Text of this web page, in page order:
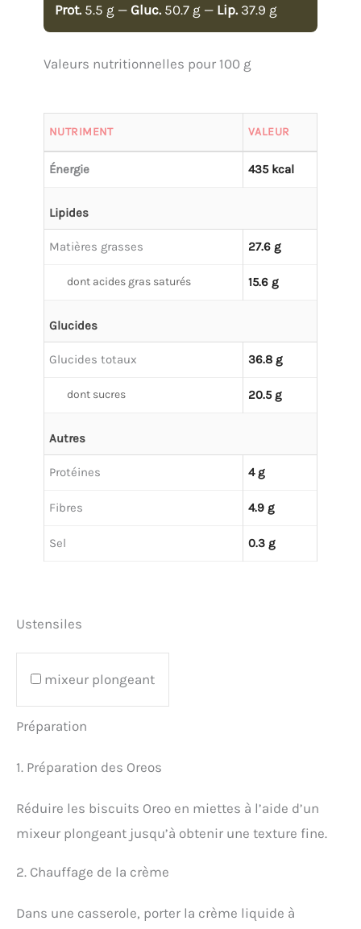
Prot. 5.5 g — Gluc. 50.7 g — Lip. 37.9 g
Valeurs nutritionnelles pour 100 g
NUTRIMENT VALEUR
Énergie 435 kcal
Lipides
Matières grasses 27.6 g
dont acides gras saturés 15.6 g
Glucides
Glucides totaux 36.8 g
dont sucres 20.5 g
Autres
Protéines 4 g
Fibres 4.9 g
Sel 0.3 g
Ustensiles
mixeur plongeant
Préparation
1. Préparation des Oreos
Réduire les biscuits Oreo en miettes à l’aide d’un
mixeur plongeant jusqu’à obtenir une texture fine.
2. Chauffage de la crème
Dans une casserole, porter la crème liquide à